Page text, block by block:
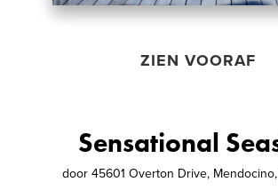
ZIEN VOORAF
Sensational
door 45601 Overton Drive,